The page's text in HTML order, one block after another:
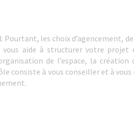
Pourtant, les choix
vous aide à structurer votre projet
de l’espace, la
consiste à vous conseiller et à